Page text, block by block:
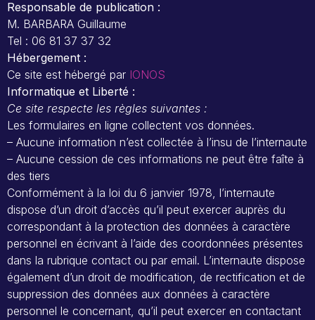
Responsable de publication :
M. BARBARA Guillaume
Tel : 06 81 37 37 32
Hébergement :
Ce site est hébergé par IONOS
Informatique et Liberté :
Ce site respecte les règles suivantes :
Les formulaires en ligne collectent vos données.
– Aucune information n’est collectée à l’insu de l’internaute
– Aucune cession de ces informations ne peut être faîte à
des tiers
Conformément à la loi du 6 janvier 1978, l’internaute
dispose d’un droit d’accès qu’il peut exercer auprès du
correspondant à la protection des données à caractère
personnel en écrivant à l’aide des coordonnées présentes
dans la rubrique contact ou par email. L’internaute dispose
également d’un droit de modification, de rectification et de
suppression des données aux données à caractère
personnel le concernant, qu’il peut exercer en contactant